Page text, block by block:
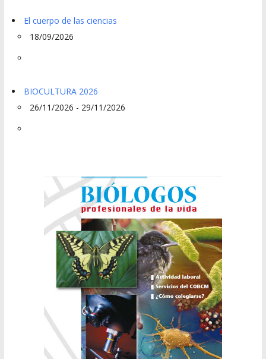
El cuerpo de las ciencias
18/09/2026
BIOCULTURA 2026
26/11/2026 - 29/11/2026